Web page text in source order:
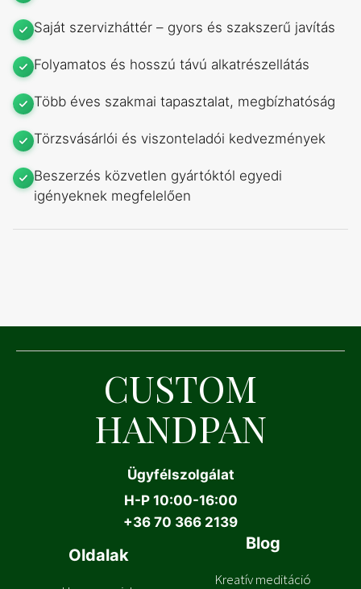
Saját szervizháttér – gyors és szakszerű javítás
Folyamatos és hosszú távú alkatrészellátás
Több éves szakmai tapasztalat, megbízhatóság
Törzsvásárlói és viszonteladói kedvezmények
Beszerzés közvetlen gyártóktól egyedi
igényeknek megfelelően
CUSTOM
HANDPAN
Ügyfélszolgálat
H-P 10:00-16:00
+36 70 366 2139
Oldalak
Blog
Kreatív meditáció